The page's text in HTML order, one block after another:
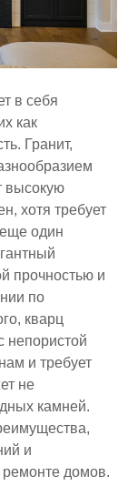
в себя
как
Гранит,
высокую
хотя требует
еще один
прочностью и
по
кварц
непористой
и требует
не
камней.
и
ремонте домов.